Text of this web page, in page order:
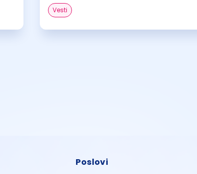
Vesti
Poslovi